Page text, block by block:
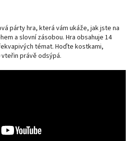
párty hra, která vám ukáže, jak jste na
a slovní zásobou. Hra obsahuje 14
témat. Hoďte kostkami,
právě odsýpá.